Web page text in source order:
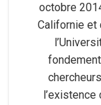
octobre
Californie et